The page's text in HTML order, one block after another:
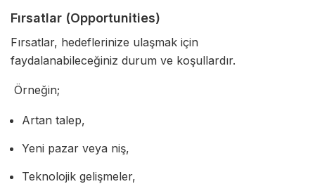
Fırsatlar (Opportunities)
Fırsatlar, hedeflerinize ulaşmak için
faydalanabileceğiniz durum ve koşullardır.
Örneğin;
Artan talep,
Yeni pazar veya niş,
Teknolojik gelişmeler,